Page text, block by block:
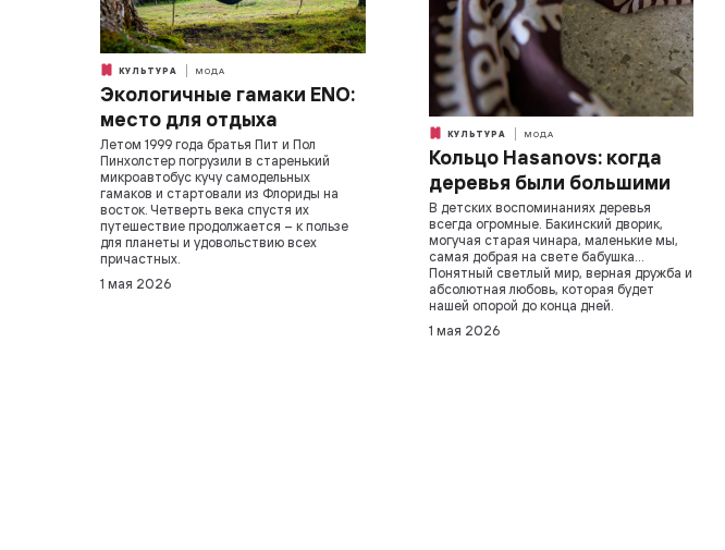
КУЛЬТУРА МОДА
Кольцо Hasanovs: когда
деревья были большими
В детских воспоминаниях деревья
всегда огромные. Бакинский дворик,
могучая старая чинара, маленькие мы,
самая добрая на свете бабушка…
Понятный светлый мир, верная дружба и
абсолютная любовь, которая будет
нашей опорой до конца дней.
1 мая 2026
КУЛЬТУРА МОДА
Экологичные гамаки ENO:
место для отдыха
Летом 1999 года братья Пит и Пол
Пинхолстер погрузили в старенький
микроавтобус кучу самодельных
гамаков и стартовали из Флориды на
восток. Четверть века спустя их
путешествие продолжается – к пользе
для планеты и удовольствию всех
причастных.
1 мая 2026